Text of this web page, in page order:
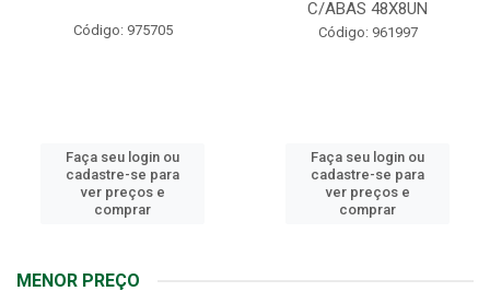
Código: 961997
Faça seu login ou
cadastre-se para
ver preços e
comprar
Código: 90408
Faça seu login ou
cadastre-se para
ver preços e
comprar
MENOR PREÇO